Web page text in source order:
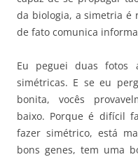
da biologia, a simetria é
de fato comunica
Eu peguei duas fotos
simétricas. E se eu
bonita, vocês
baixo. Porque é difícil
fazer simétrico, está
bons genes, tem uma